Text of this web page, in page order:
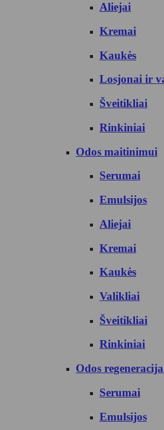
Aliejai
Kremai
Kaukės
Losjonai ir
Šveitikliai
Rinkiniai
Odos maitinimui
Serumai
Emulsijos
Aliejai
Kremai
Kaukės
Valikliai
Šveitikliai
Rinkiniai
Odos
Serumai
Emulsijos